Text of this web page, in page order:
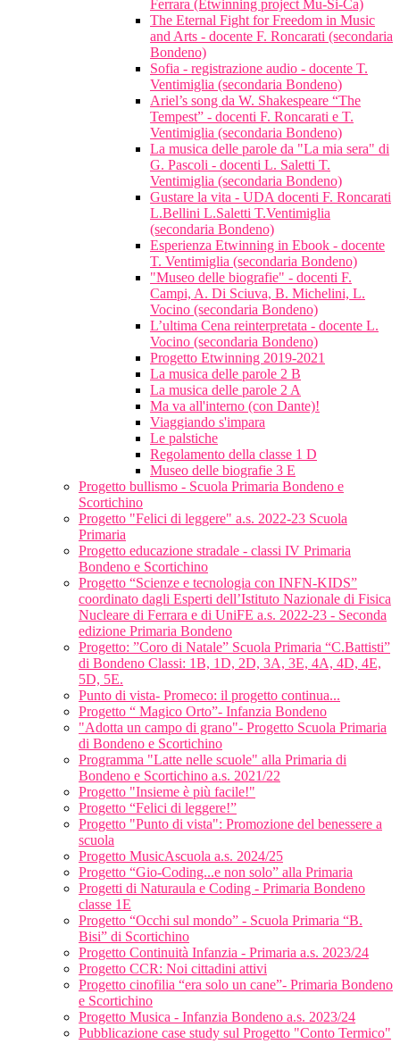
Ferrara (Etwinning project Mu-Si-Ca)
The Eternal Fight for Freedom in Music
and Arts - docente F. Roncarati (secondaria
Bondeno)
Sofia - registrazione audio - docente T.
Ventimiglia (secondaria Bondeno)
Ariel’s song da W. Shakespeare “The
Tempest” - docenti F. Roncarati e T.
Ventimiglia (secondaria Bondeno)
La musica delle parole da "La mia sera" di
G. Pascoli - docenti L. Saletti T.
Ventimiglia (secondaria Bondeno)
Gustare la vita - UDA docenti F. Roncarati
L.Bellini L.Saletti T.Ventimiglia
(secondaria Bondeno)
Esperienza Etwinning in Ebook - docente
T. Ventimiglia (secondaria Bondeno)
"Museo delle biografie" - docenti F.
Campi, A. Di Sciuva, B. Michelini, L.
Vocino (secondaria Bondeno)
L’ultima Cena reinterpretata - docente L.
Vocino (secondaria Bondeno)
Progetto Etwinning 2019-2021
La musica delle parole 2 B
La musica delle parole 2 A
Ma va all'interno (con Dante)!
Viaggiando s'impara
Le palstiche
Regolamento della classe 1 D
Museo delle biografie 3 E
Progetto bullismo - Scuola Primaria Bondeno e
Scortichino
Progetto "Felici di leggere" a.s. 2022-23 Scuola
Primaria
Progetto educazione stradale - classi IV Primaria
Bondeno e Scortichino
Progetto “Scienze e tecnologia con INFN-KIDS”
coordinato dagli Esperti dell’Istituto Nazionale di Fisica
Nucleare di Ferrara e di UniFE a.s. 2022-23 - Seconda
edizione Primaria Bondeno
Progetto: ”Coro di Natale” Scuola Primaria “C.Battisti”
di Bondeno Classi: 1B, 1D, 2D, 3A, 3E, 4A, 4D, 4E,
5D, 5E.
Punto di vista- Promeco: il progetto continua...
Progetto “ Magico Orto”- Infanzia Bondeno
"Adotta un campo di grano"- Progetto Scuola Primaria
di Bondeno e Scortichino
Programma "Latte nelle scuole" alla Primaria di
Bondeno e Scortichino a.s. 2021/22
Progetto "Insieme è più facile!"
Progetto “Felici di leggere!”
Progetto "Punto di vista": Promozione del benessere a
scuola
Progetto MusicAscuola a.s. 2024/25
Progetto “Gio-Coding...e non solo” alla Primaria
Progetti di Naturaula e Coding - Primaria Bondeno
classe 1E
Progetto “Occhi sul mondo” - Scuola Primaria “B.
Bisi” di Scortichino
Progetto Continuità Infanzia - Primaria a.s. 2023/24
Progetto CCR: Noi cittadini attivi
Progetto cinofilia “era solo un cane”- Primaria Bondeno
e Scortichino
Progetto Musica - Infanzia Bondeno a.s. 2023/24
Pubblicazione case study sul Progetto "Conto Termico"